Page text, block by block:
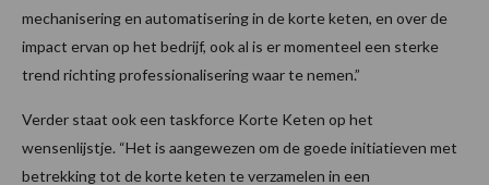
mechanisering en automatisering in de korte keten, en over de
impact ervan op het bedrijf, ook al is er momenteel een sterke
trend richting professionalisering waar te nemen.”
Verder staat ook een taskforce Korte Keten op het
wensenlijstje. “Het is aangewezen om de goede initiatieven met
betrekking tot de korte keten te verzamelen in een